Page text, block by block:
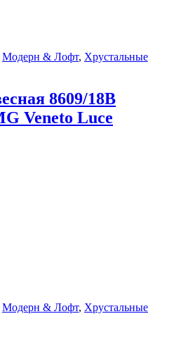
Модерн & Лофт, Хрустальные
8609/18B
Veneto Luce
Модерн & Лофт, Хрустальные